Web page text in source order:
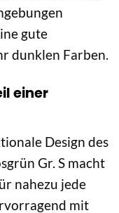
gute
dunklen Farben.
einer
Design des
Gr. S macht
nahezu jede
mit